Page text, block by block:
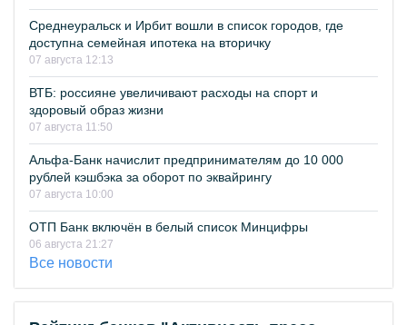
Среднеуральск и Ирбит вошли в список городов, где
доступна семейная ипотека на вторичку
07 августа 12:13
ВТБ: россияне увеличивают расходы на спорт и
здоровый образ жизни
07 августа 11:50
Альфа-Банк начислит предпринимателям до 10 000
рублей кэшбэка за оборот по эквайрингу
07 августа 10:00
ОТП Банк включён в белый список Минцифры
06 августа 21:27
Все новости